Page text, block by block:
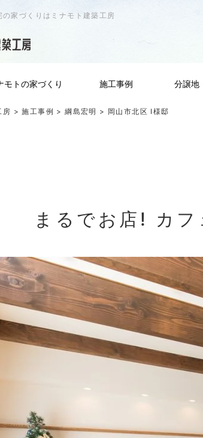
家づくりはミナモト建築工房
モトの家づくり 施工事例 分譲地
房 >施工事例 >綱島宏明 > 岡山市北区 I様邸
まるでお店! カ